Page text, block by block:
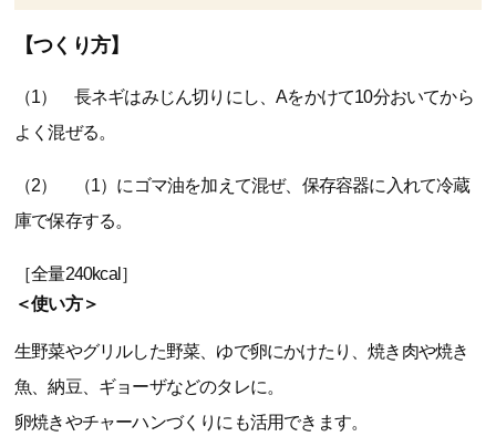
【つくり方】
（1） 長ネギはみじん切りにし、Aをかけて10分おいてから
よく混ぜる。
（2） （1）にゴマ油を加えて混ぜ、保存容器に入れて冷蔵
庫で保存する。
［全量240kcal］
＜使い方＞
生野菜やグリルした野菜、ゆで卵にかけたり、焼き肉や焼き
魚、納豆、ギョーザなどのタレに。
卵焼きやチャーハンづくりにも活用できます。